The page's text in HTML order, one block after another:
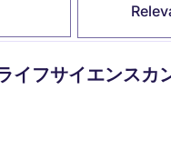
イフサイエンスカ